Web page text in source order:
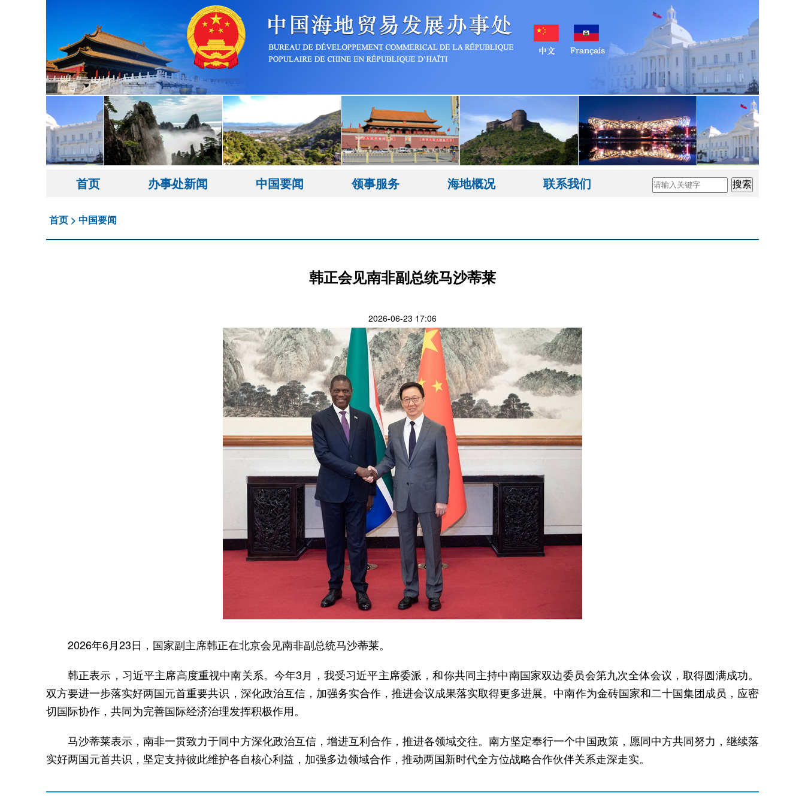
首页 办事处新闻 中国要闻 领事服务 海地概况 联系我们 搜索
首页 > 中国要闻
韩正会见南非副总统马沙蒂莱
2026-06-23 17:06
2026年6月23日，国家副主席韩正在北京会见南非副总统马沙蒂莱。
韩正表示，习近平主席高度重视中南关系。今年3月，我受习近平主席委派，和你共同主持中南国家双边委员会第九次全体会议，取得圆满成功。
双方要进一步落实好两国元首重要共识，深化政治互信，加强务实合作，推进会议成果落实取得更多进展。中南作为金砖国家和二十国集团成员，应密
切国际协作，共同为完善国际经济治理发挥积极作用。
马沙蒂莱表示，南非一贯致力于同中方深化政治互信，增进互利合作，推进各领域交往。南方坚定奉行一个中国政策，愿同中方共同努力，继续落
实好两国元首共识，坚定支持彼此维护各自核心利益，加强多边领域合作，推动两国新时代全方位战略合作伙伴关系走深走实。